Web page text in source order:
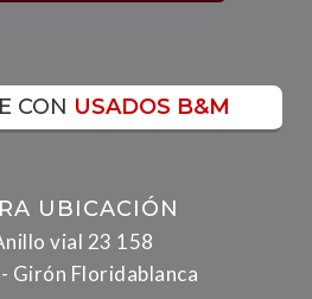
CON USADOS B&M
UBICACIÓN
vial 23 158
Girón Floridablanca